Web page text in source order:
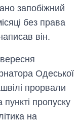
запобіжний
без права
він.
Одеської
прорвали
пропуску
на
Вісім масованих
ударів по Україні
за літо: Київ та
область стали
головною ціллю